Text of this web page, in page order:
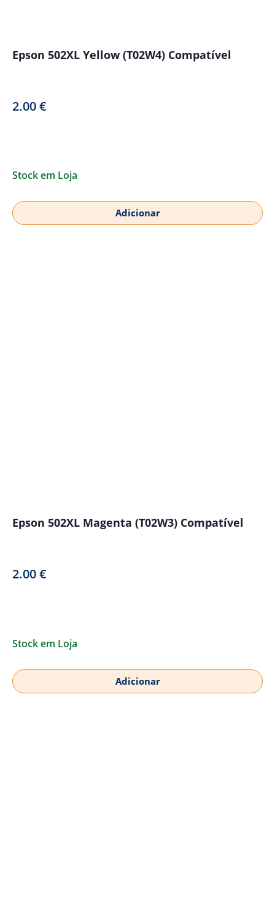
Epson 502XL Yellow (T02W4) Compatível
2.00€
Stock em Loja
Adicionar
Epson 502XL Magenta (T02W3) Compatível
2.00€
Stock em Loja
Adicionar